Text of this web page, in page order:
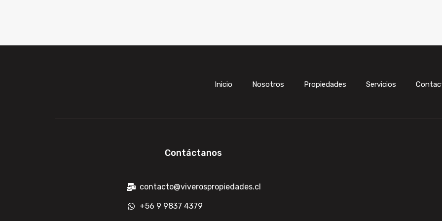
Inicio Nosotros Propiedades Servicios
Contáctanos
contacto@viverospropiedades.cl
+56 9 9837 4379